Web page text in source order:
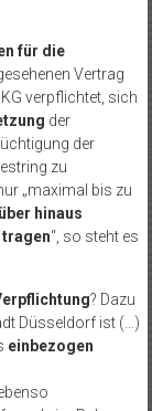
für die
Vertrag
verpflichtet, sich
der
der
zu
„maximal bis zu
hinaus
“, so steht es
? Dazu
Düsseldorf ist (…)
einbezogen